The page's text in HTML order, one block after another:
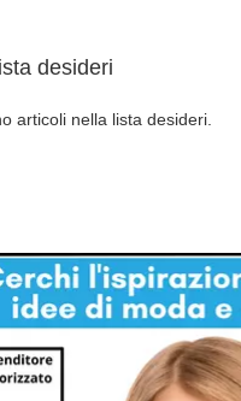
desideri
articoli nella lista desideri.